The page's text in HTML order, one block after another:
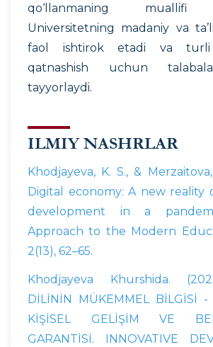
qo‘llanmaning muallifi
Universitetning madaniy va
faol ishtirok etadi va turli
qatnashish uchun
tayyorlaydi.
ILMIY NASHRLAR
Khodjayeva, K. S., &
Digital economy: A new reality
development in a
Approach to the Modern
2(13), 62–65.
Khodjayeva Khurshida.
DİLİNİN MÜKEMMEL BİLGİSİ
KİŞİSEL GELİŞİM VE
GARANTİSİ. INNOVATIVE